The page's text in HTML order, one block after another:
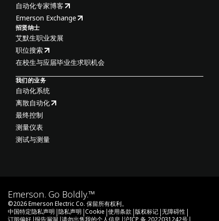
自动化专家博客
Emerson Exchange
招贤纳士
艾默生职业发展
职位搜索
在校生与应届毕业生求职机会
我们的业务
自动化系统
离散自动化
最终控制
测量仪表
测试与测量
Emerson. Go Boldly.™
©2026Emerson Electric Co. 保留所有权利。
中国特定隐私声明 |隐私声明 |Cookie |使用条款 |版权标记 |无障碍性 |